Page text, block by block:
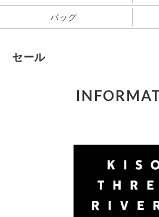
バッグ
セール